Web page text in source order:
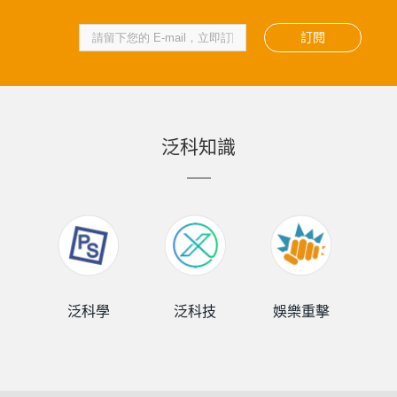
訂閱
泛科知識
泛科學 泛科技 娛樂重擊